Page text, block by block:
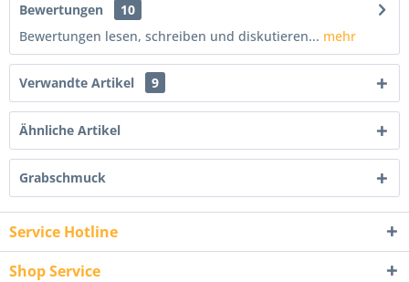
Bewertungen
10
Bewertungen lesen, schreiben und diskutieren... mehr
Verwandte Artikel 9
Ähnliche Artikel
Grabschmuck
Service Hotline
Shop Service